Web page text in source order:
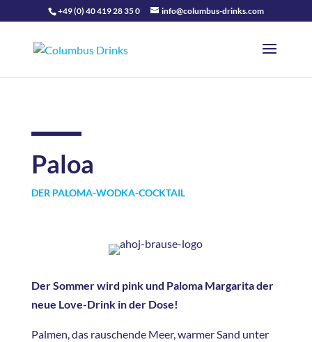
+49 (0) 40 419 28 35 0 info@columbus-drinks.com
Paloa
DER PALOMA-WODKA-COCKTAIL
Der Sommer wird pink und Paloma Margarita der
neue Love-Drink in der Dose!
Palmen, das rauschende Meer, warmer Sand unter